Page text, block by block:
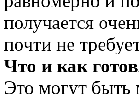
получается
почти не
Что и как
Это могут